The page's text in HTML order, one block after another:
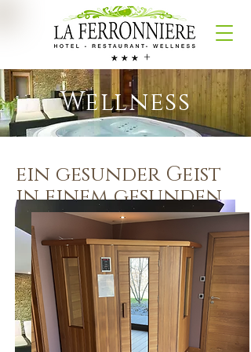
+
Wellness
ein gesunder Geist
in einem gesunden
Körper
Unser Nebengebäude ist ein Ort, wo
Körper und Geist in perfekte Kohäsion
mit der Natur treten.
Entscheiden Sie sich für ein
Wochenende voller Entspannung und
Wohlbefinden, für einen Wellness-